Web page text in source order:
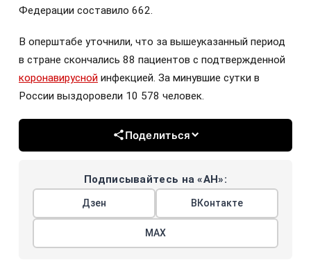
Федерации составило 662.
В оперштабе уточнили, что за вышеуказанный период
в стране скончались 88 пациентов с подтвержденной
коронавирусной инфекцией. За минувшие сутки в
России выздоровели 10 578 человек.
Поделиться
Подписывайтесь на «АН»:
Дзен ВКонтакте
МАХ